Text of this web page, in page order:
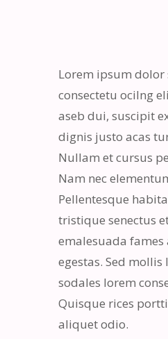
Lorem ipsum
consectetu ocilng
aseb dui, suscipit
dignis justo acas
Nullam et cursus
Nam nec
Pellentesque
tristique senectus
emalesuada fames
egestas. Sed
sodales lorem
Quisque rices
aliquet odio.